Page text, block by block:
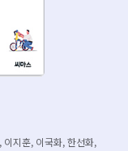
이지훈, 이국화, 한선화,